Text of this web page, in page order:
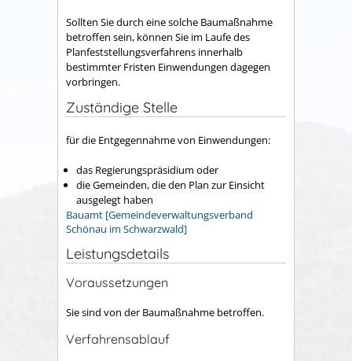
Sollten Sie durch eine solche Baumaßnahme
betroffen sein, können Sie im Laufe des
Planfeststellungsverfahrens innerhalb
bestimmter Fristen Einwendungen dagegen
vorbringen.
Zuständige Stelle
für die Entgegennahme von Einwendungen:
das Regierungspräsidium oder
die Gemeinden, die den Plan zur Einsicht
ausgelegt haben
Bauamt [Gemeindeverwaltungsverband
Schönau im Schwarzwald]
Leistungsdetails
Voraussetzungen
Sie sind von der Baumaßnahme betroffen.
Verfahrensablauf